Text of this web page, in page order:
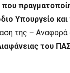
Υπουργείο
της –
του